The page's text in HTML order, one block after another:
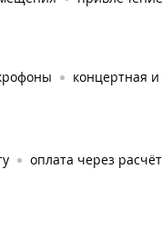
концертная и
оплата через